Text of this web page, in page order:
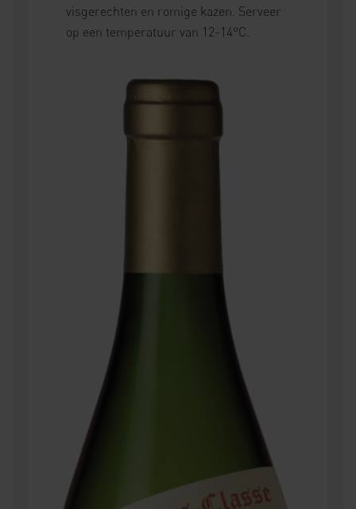
visgerechten en romige kazen. Serveer
op een temperatuur van 12-14°C.